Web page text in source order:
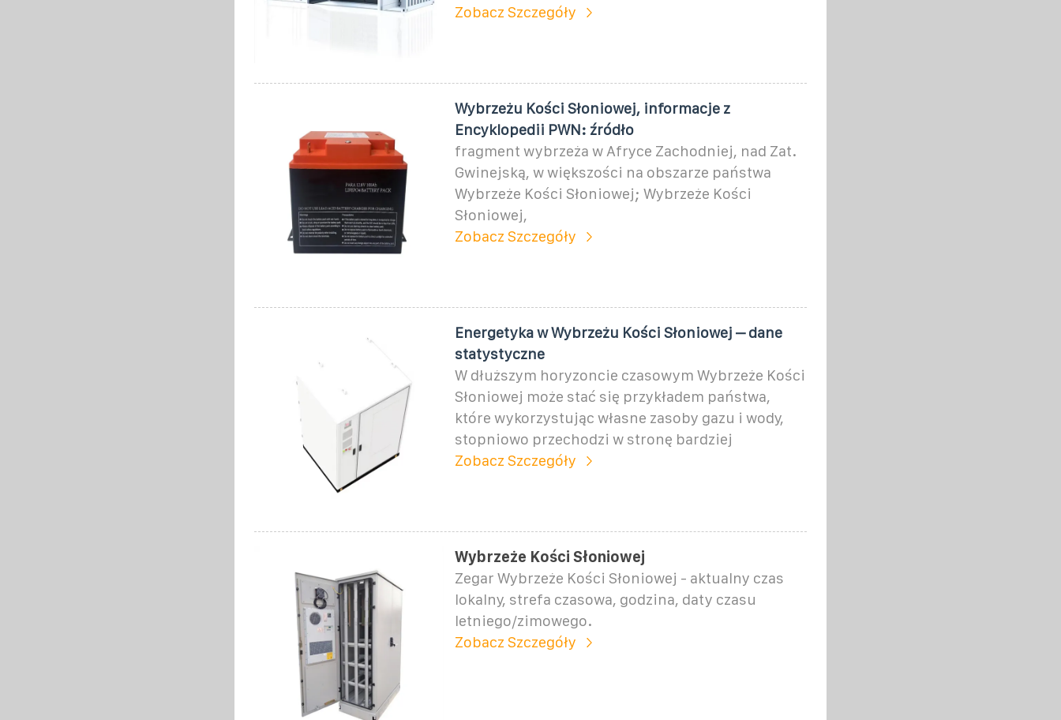
Zobacz Szczegóły
Wybrzeżu Kości Słoniowej, informacje z
Encyklopedii PWN: źródło
fragment wybrzeża w Afryce Zachodniej, nad Zat.
Gwinejską, w większości na obszarze państwa
Wybrzeże Kości Słoniowej; Wybrzeże Kości
Słoniowej,
Zobacz Szczegóły
Energetyka w Wybrzeżu Kości Słoniowej – dane
statystyczne
W dłuższym horyzoncie czasowym Wybrzeże Kości
Słoniowej może stać się przykładem państwa,
które wykorzystując własne zasoby gazu i wody,
stopniowo przechodzi w stronę bardziej
Zobacz Szczegóły
Wybrzeże Kości Słoniowej
Zegar Wybrzeże Kości Słoniowej - aktualny czas
lokalny, strefa czasowa, godzina, daty czasu
letniego/zimowego.
Zobacz Szczegóły